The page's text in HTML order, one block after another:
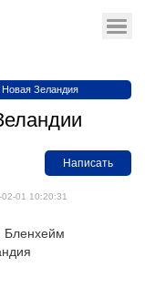
Новая Зеландия
Написать
01 10:20:31
Бленхейм